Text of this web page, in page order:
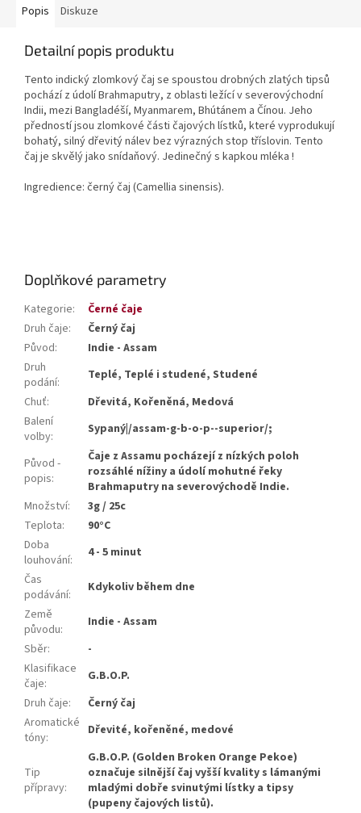
Popis Diskuze
Detailní popis produktu
Tento indický zlomkový čaj se spoustou drobných zlatých tipsů
pochází z údolí Brahmaputry, z oblasti ležící v severovýchodní
Indii, mezi Bangladéší, Myanmarem, Bhútánem a Čínou. Jeho
předností jsou zlomkové části čajových lístků, které vyprodukují
bohatý, silný dřevitý nálev bez výrazných stop tříslovin. Tento
čaj je skvělý jako snídaňový. Jedinečný s kapkou mléka !
Ingredience: černý čaj (Camellia sinensis).
Doplňkové parametry
Kategorie:
Černé čaje
Druh čaje:
Černý čaj
Původ:
Indie - Assam
Druh
podání:
Teplé, Teplé i studené, Studené
Chuť:
Dřevitá, Kořeněná, Medová
Balení
volby: Sypaný|/assam-g-b-o-p--superior/;
Původ -
popis:
Čaje z Assamu pocházejí z nízkých poloh
rozsáhlé nížiny a údolí mohutné řeky
Brahmaputry na severovýchodě Indie.
Množství:
3g / 25c
Teplota:
90°C
Doba
louhování:
4 - 5 minut
Čas
podávání:
Kdykoliv během dne
Země
původu:
Indie - Assam
Sběr:
-
Klasifikace
čaje:
G.B.O.P.
Druh čaje:
Černý čaj
Aromatické
tóny: Dřevité, kořeněné, medové
Tip
přípravy:
G.B.O.P. (Golden Broken Orange Pekoe)
označuje silnější čaj vyšší kvality s lámanými
mladými dobře svinutými lístky a tipsy
(pupeny čajových listů).